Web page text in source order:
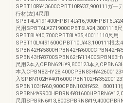
SPBT10R¥43600CPBT10R¥37,900111ガー
行材(左)4尺用
尺用SPBT6L¥271900CPBT6L¥24,3001118尺
SPBT8L¥40,700CPBT8L¥35,40011110尺用
SPBT10L¥491600CPBT10L¥43,100111根太
尺用2本入CPBN62H¥9,800123本入
本入
入SPBN102H¥401600CPBN102H¥35200123
SPBN103H¥60,900CPBN103H¥52、800111
尺用